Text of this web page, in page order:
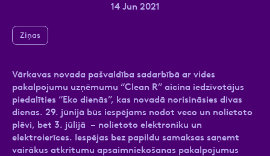
14 Jun 2021
Ziņas
Vārkavas novada pašvaldība sadarbībā ar vides
pakalpojumu uzņēmumu “Clean R” aicina iedzīvotājus
piedalīties “Eko dienās”, kas novadā norisināsies divas
dienas. 29. jūnijā būs iespējams nodot veco un nolietoto
plēvi, bet 3. jūlijā – nolietoto elektroniku un
elektroierīces. Iespējas bez papildu samaksas saņemt
vairākus atkritumu apsaimniekošanas pakalpojumus